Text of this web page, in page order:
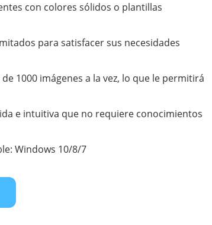
con colores sólidos o plantillas
para satisfacer sus necesidades
1000 imágenes a la vez, lo que le permitirá
e intuitiva que no requiere conocimientos
Windows 10/8/7